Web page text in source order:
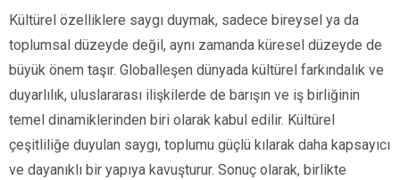
Kültürel özelliklere saygı duymak, sadece bireysel ya da
toplumsal düzeyde değil, aynı zamanda küresel düzeyde de
büyük önem taşır. Globalleşen dünyada kültürel farkındalık ve
duyarlılık, uluslararası ilişkilerde de barışın ve iş birliğinin
temel dinamiklerinden biri olarak kabul edilir. Kültürel
çeşitliliğe duyulan saygı, toplumu güçlü kılarak daha kapsayıcı
ve dayanıklı bir yapıya kavuşturur. Sonuç olarak, birlikte